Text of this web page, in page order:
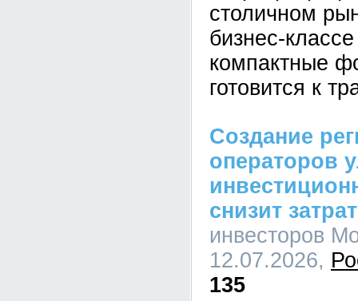
столичном
бизнес-
компактные
готовится к
Создание
операторов
снизит
инвесторов
12.07.2026,
135